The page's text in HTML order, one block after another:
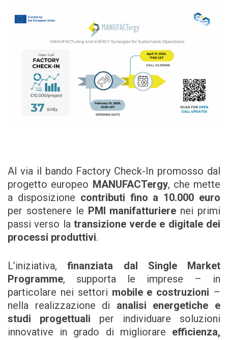
Al via il bando Factory Check-In promosso dal
progetto europeo MANUFACTergy, che mette
a disposizione contributi fino a 10.000 euro
per sostenere le PMI manifatturiere nei primi
passi verso la transizione verde e digitale dei
processi produttivi.
L’iniziativa,finanziata dal Single Market
Programme, supporta le imprese – in
particolare nei settori mobile e costruzioni –
nella realizzazione di analisi energetiche e
studi progettuali per individuare soluzioni
innovative in grado di migliorare efficienza,